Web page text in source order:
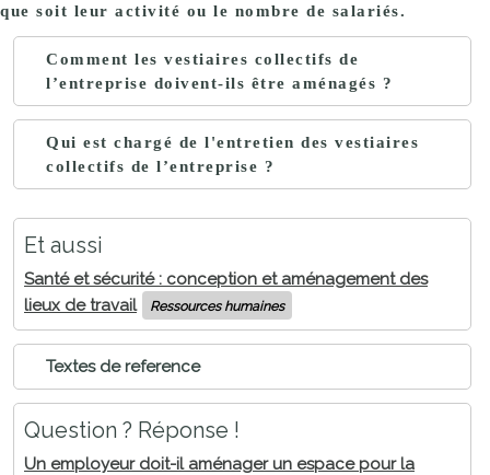
que soit leur activité ou le nombre de salariés.
Comment les vestiaires collectifs de
l’entreprise doivent-ils être aménagés ?
Qui est chargé de l'entretien des vestiaires
collectifs de l’entreprise ?
Et aussi
Santé et sécurité : conception et aménagement des
lieux de travail
Ressources humaines
Textes de reference
Question ? Réponse !
Un employeur doit-il aménager un espace pour la